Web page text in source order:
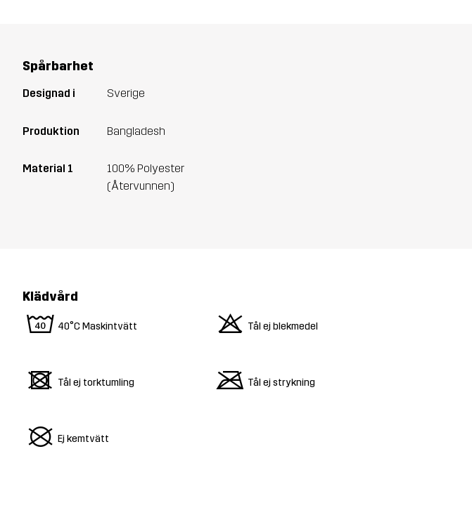
Spårbarhet
Designad i Sverige
Produktion Bangladesh
Material 1
100% Polyester
(Återvunnen)
Klädvård
8 40°C Maskintvätt o Tål ej blekmedel
d Tål ej torktumling m Tål ej strykning
U Ej kemtvätt